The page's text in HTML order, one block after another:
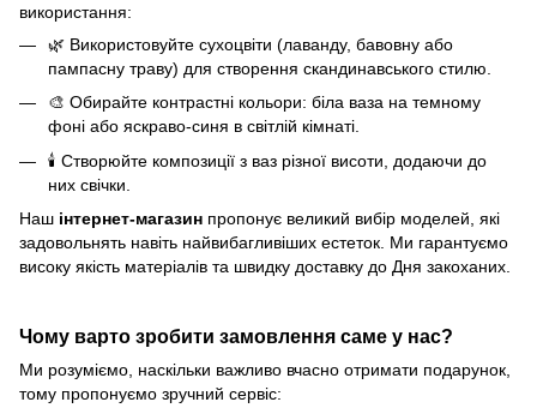
використання:
🌿 Використовуйте сухоцвіти (лаванду, бавовну або
пампасну траву) для створення скандинавського стилю.
🎨 Обирайте контрастні кольори: біла ваза на темному
фоні або яскраво-синя в світлій кімнаті.
🕯️ Створюйте композиції з ваз різної висоти, додаючи до
них свічки.
Наш інтернет-магазин пропонує великий вибір моделей, які
задовольнять навіть найвибагливіших естеток. Ми гарантуємо
високу якість матеріалів та швидку доставку до Дня закоханих.
Чому варто зробити замовлення саме у нас?
Ми розуміємо, наскільки важливо вчасно отримати подарунок,
тому пропонуємо зручний сервіс: